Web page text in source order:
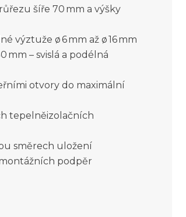
šíře 70 mm a výšky
ø 6 mm až ø 16 mm
mm – svislá a podélná
otvory do maximální
tepelněizolačních
směrech uložení
podpěr